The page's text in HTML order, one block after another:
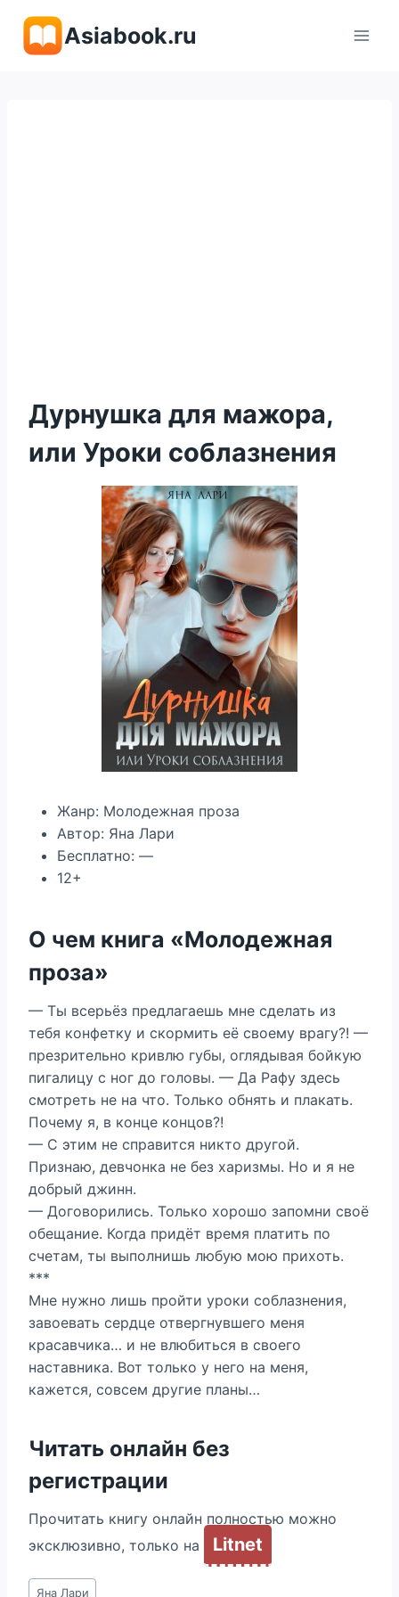
содержимому
Asiabook.ru
Дурнушка для мажора,
или Уроки соблазнения
Жанр: Молодежная проза
Автор: Яна Лари
Бесплатно: —
12+
О чем книга «Молодежная
проза»
— Ты всерьёз предлагаешь мне сделать из
тебя конфетку и скормить её своему врагу?! —
презрительно кривлю губы, оглядывая бойкую
пигалицу с ног до головы. — Да Рафу здесь
смотреть не на что. Только обнять и плакать.
Почему я, в конце концов?!
— С этим не справится никто другой.
Признаю, девчонка не без харизмы. Но и я не
добрый джинн.
— Договорились. Только хорошо запомни своё
обещание. Когда придёт время платить по
счетам, ты выполнишь любую мою прихоть.
***
Мне нужно лишь пройти уроки соблазнения,
завоевать сердце отвергнувшего меня
красавчика… и не влюбиться в своего
наставника. Вот только у него на меня,
кажется, совсем другие планы…
Читать онлайн без
регистрации
Прочитать книгу онлайн полностью можно
эксклюзивно, только на
Litnet
Метки
Яна Лари